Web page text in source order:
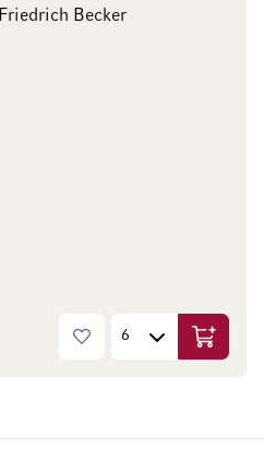
Friedrich Becker
In den